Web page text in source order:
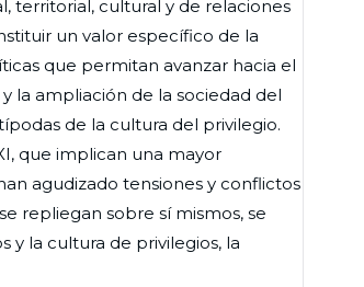
territorial, cultural y de relaciones
un valor específico de la
que permitan avanzar hacia el
la ampliación de la sociedad del
de la cultura del privilegio.
que implican una mayor
agudizado tensiones y conflictos
repliegan sobre sí mismos, se
y la cultura de privilegios, la